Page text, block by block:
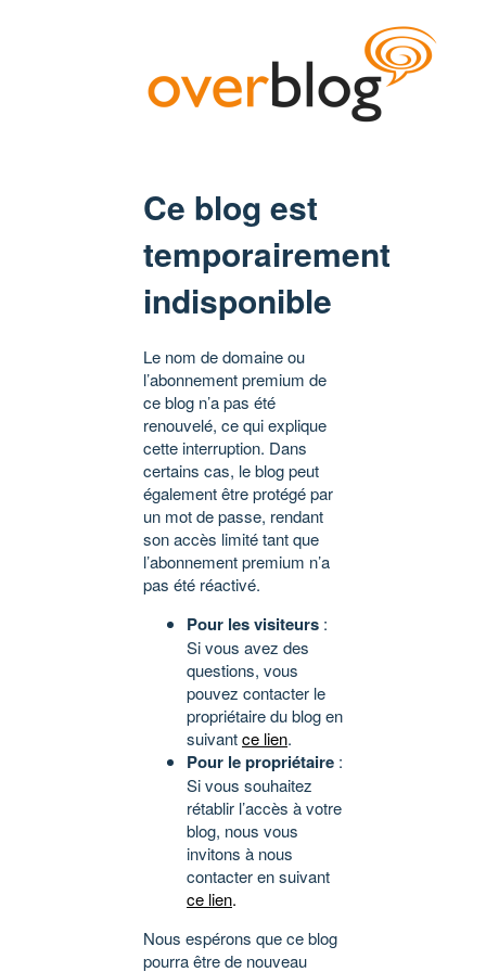
Ce blog est
temporairement
indisponible
Le nom de domaine ou
l’abonnement premium de
ce blog n’a pas été
renouvelé, ce qui explique
cette interruption. Dans
certains cas, le blog peut
également être protégé par
un mot de passe, rendant
son accès limité tant que
l’abonnement premium n’a
pas été réactivé.
Pour les visiteurs :
Si vous avez des
questions, vous
pouvez contacter le
propriétaire du blog en
suivantce lien.
Pour le propriétaire :
Si vous souhaitez
rétablir l’accès à votre
blog, nous vous
invitons à nous
contacter en suivant
ce lien.
Nous espérons que ce blog
pourra être de nouveau